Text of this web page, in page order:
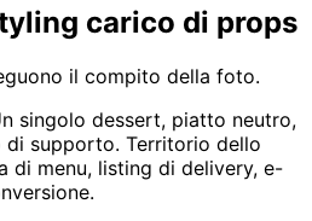
carico di props
il compito della foto.
singolo dessert, piatto neutro,
di supporto. Territorio dello
menu, listing di delivery, e-